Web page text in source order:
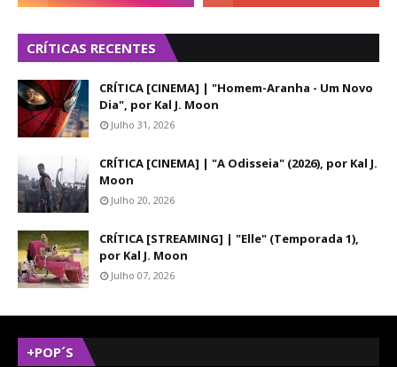
CRÍTICAS RECENTES
CRÍTICA [CINEMA] | "Homem-Aranha - Um Novo
Dia", por Kal J. Moon
Julho 31, 2026
CRÍTICA [CINEMA] | "A Odisseia" (2026), por Kal J.
Moon
Julho 20, 2026
CRÍTICA [STREAMING] | "Elle" (Temporada 1),
por Kal J. Moon
Julho 07, 2026
+POP´S